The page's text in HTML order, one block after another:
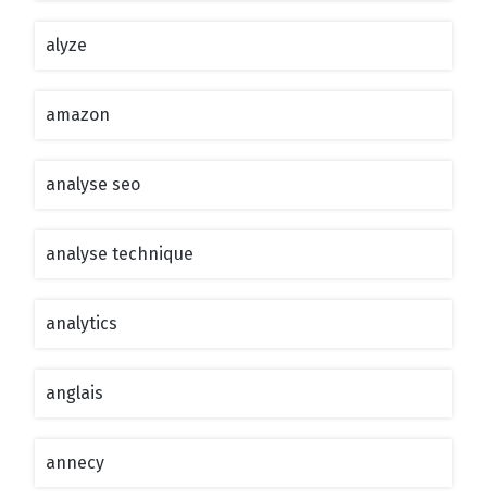
alyze
amazon
analyse seo
analyse technique
analytics
anglais
annecy